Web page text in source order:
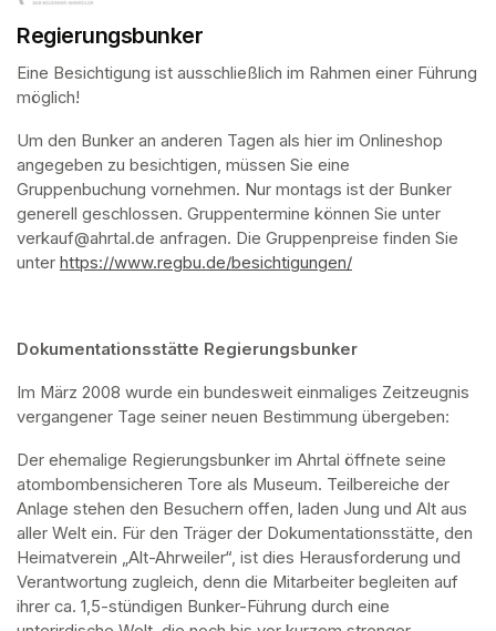
Regierungsbunker
Eine Besichtigung ist ausschließlich im Rahmen einer Führung
möglich!
Um den Bunker an anderen Tagen als hier im Onlineshop
angegeben zu besichtigen, müssen Sie eine
Gruppenbuchung vornehmen. Nur montags ist der Bunker
generell geschlossen. Gruppentermine können Sie unter
verkauf@ahrtal.de anfragen. Die Gruppenpreise finden Sie
unter https://www.regbu.de/besichtigungen/
Dokumentationsstätte Regierungsbunker
Im März 2008 wurde ein bundesweit einmaliges Zeitzeugnis
vergangener Tage seiner neuen Bestimmung übergeben:
Der ehemalige Regierungsbunker im Ahrtal öffnete seine
atombombensicheren Tore als Museum. Teilbereiche der
Anlage stehen den Besuchern offen, laden Jung und Alt aus
aller Welt ein. Für den Träger der Dokumentationsstätte, den
Heimatverein „Alt-Ahrweiler“, ist dies Herausforderung und
Verantwortung zugleich, denn die Mitarbeiter begleiten auf
ihrer ca. 1,5-stündigen Bunker-Führung durch eine